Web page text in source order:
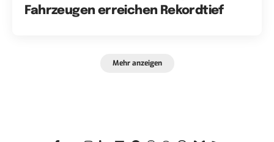
Fahrzeugen erreichen Rekordtief
Mehr anzeigen